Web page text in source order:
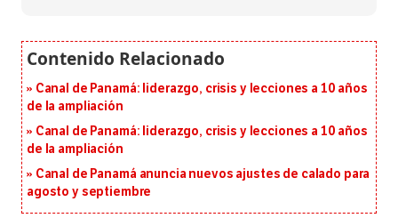
Canal de Panamá: liderazgo, crisis y lecciones a 10 años
de la ampliación
Canal de Panamá: liderazgo, crisis y lecciones a 10 años
de la ampliación
Canal de Panamá anuncia nuevos ajustes de calado para
agosto y septiembre